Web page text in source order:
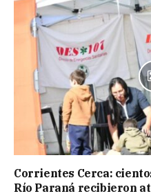
Corrientes Cerca:
Río Paraná recibieron